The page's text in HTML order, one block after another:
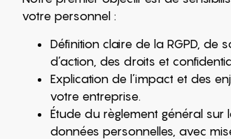
votre personnel :
Définition claire de la RGPD, de
d’action, des droits et
Explication de l’impact et des
votre entreprise.
Étude du règlement général sur
données personnelles, avec